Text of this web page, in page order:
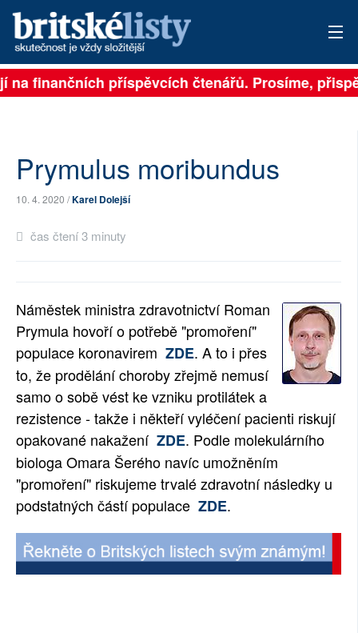
PŘIHLÁSIT
ARCHIV
ROZHOVORY
TÉMATA
AUTOŘI
PŘÍSPĚVKY NA PROVOZ
SOCIÁLNÍ SÍTĚ
RUBRIKY
PLNÁ VERZE STRÁNEK
finančních příspěvcích čtenářů. Prosíme,
Prymulus moribundus
10. 4. 2020 /Karel Dolejší
čas čtení 3 minuty
Náměstek ministra zdravotnictví Roman
Prymula hovoří o potřebě "promoření"
populace koronavirem ZDE. A to i přes
to, že prodělání choroby zřejmě nemusí
samo o sobě vést ke vzniku protilátek a
rezistence - takže i někteří vyléčení pacienti riskují
opakované nakažení ZDE. Podle molekulárního
biologa Omara Šerého navíc umožněním
"promoření" riskujeme trvalé zdravotní následky u
podstatných částí populace ZDE.